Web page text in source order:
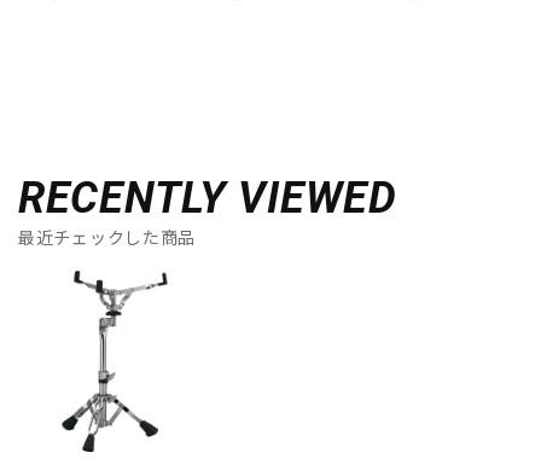
RECENTLY VIEWED
最近チェックした商品